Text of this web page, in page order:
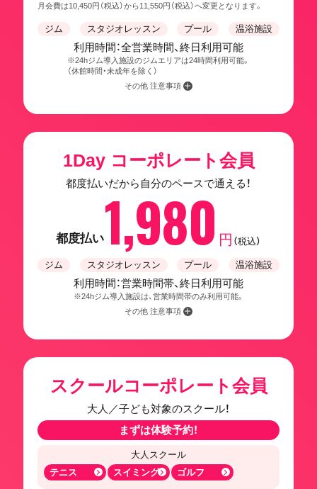
月会費は10,450円（税込）から11,550円（税込）へ変更となります。
ジム スタジオレッスン プール 温浴施設
利用時間：全営業時間、終日利用可能
※24hジム導入施設のジムエリアは24時間利用可能。
（休館時間・未成年を除く）
その他 注意事項
1Day コーポレート会員
都度払いだから自分のペースで通える！
都度払い1,980 円 （税込）
ジム スタジオレッスン プール 温浴施設
利用時間：営業時間帯、終日利用可能
※24hジム導入施設は、営業時間帯のみ利用可能。
その他 注意事項
スクールコーポレート会員
大人／子ども対象のスクール！
まずは体験予約！
大人スクール
テニス
スイミング ゴルフ